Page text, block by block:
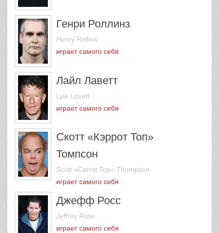
Генри Роллинз
Henry Rollins
играет самого себя
Лайл Лаветт
Lyle Lovett
играет самого себя
Скотт «Кэррот Топ»
Томпсон
Scott «Carrot Top» Thompson
играет самого себя
Джефф Росс
Jeffrey Ross
играет самого себя